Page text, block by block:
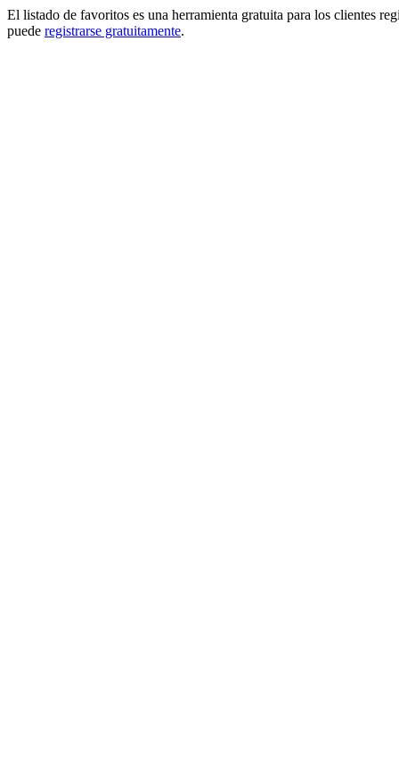
El listado de favoritos es una herramienta gratuita para los clientes
puede registrarse gratuitamente.